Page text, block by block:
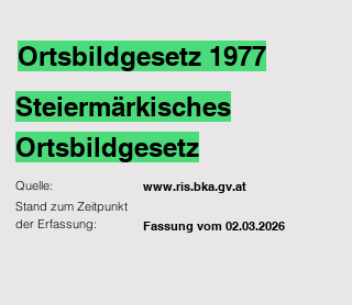
Ortsbildgesetz 1977
Steiermärkisches
Ortsbildgesetz
Quelle: www.ris.bka.gv.at
Fassung vom 02.03.2026
Stand zum Zeitpunkt
der Erfassung: